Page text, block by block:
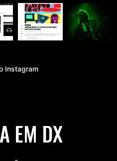
Instagram
EM DX